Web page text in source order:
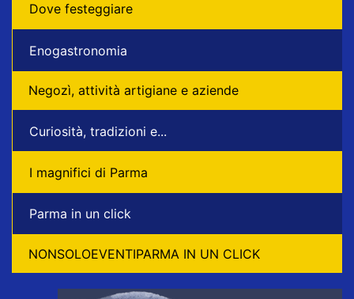
Dove festeggiare
Enogastronomia
Negozì, attività artigiane e aziende
Curiosità, tradizioni e...
I magnifici di Parma
Parma in un click
NONSOLOEVENTIPARMA IN UN CLICK